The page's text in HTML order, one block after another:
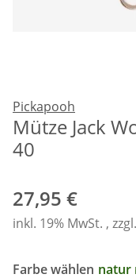
Pickapooh
Mütze Jack
40
27,95 €
inkl. 19% MwSt. , zzgl.
Farbe wählen natur